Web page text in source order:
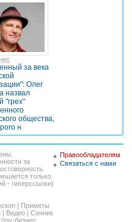
за века
Олег
назвал
"грех"
общества,
н
за
только
- гиперссылки)
Приметы
Видео
Сонник
Шоу-бизнес
Правообладателям
Связаться с нами